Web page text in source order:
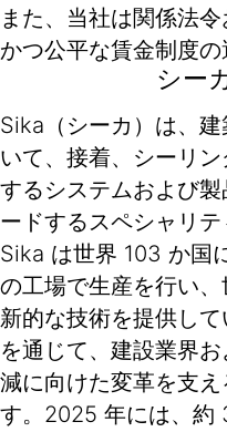
また、当社は関係法
かつ公平な賃金制度の
シー
Sika（シーカ）は、
いて、接着、シーリ
するシステムおよび
ードするスペシャリテ
Sika は世界 103 か国
の工場で生産を行い
新的な技術を提供し
を通じて、建設業界
減に向けた変革を支
す。2025 年には、約